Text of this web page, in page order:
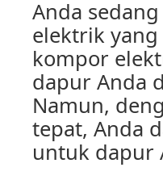
Anda
elektrik
kompor
dapur Anda
Namun,
tepat, Anda
untuk dapur